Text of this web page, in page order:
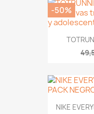
-50%
NIKE